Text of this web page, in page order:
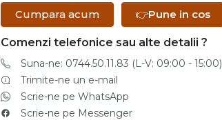
Cumpara acum 👉Pune in cos
Comenzi telefonice sau alte detalii ?
Suna-ne: 0744.50.11.83 (L-V: 09:00 - 15:00)
Trimite-ne un e-mail
Scrie-ne pe WhatsApp
Scrie-ne pe Messenger